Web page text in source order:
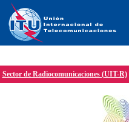
Sector de Radiocomunicaciones (UIT-R)